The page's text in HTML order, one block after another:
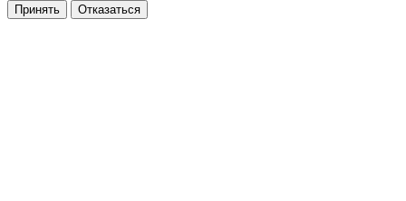
Принять Отказаться